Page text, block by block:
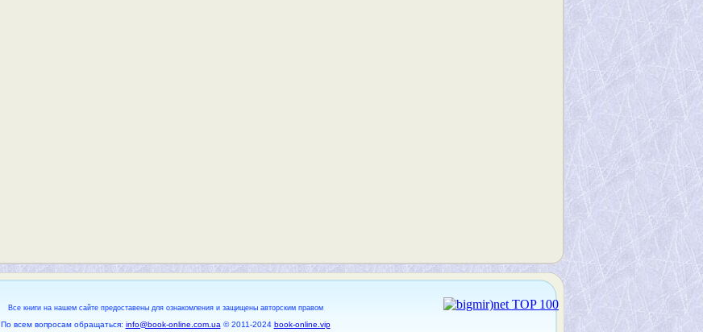
Все книги на нашем сайте предоставены для ознакомления и защищены авторским правом
По всем вопросам обращаться: info@book-online.com.ua © 2011-2024 book-online.vip